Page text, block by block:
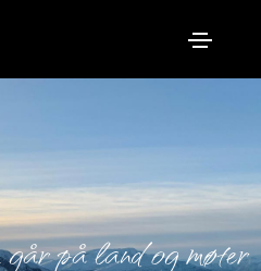
på land og møter